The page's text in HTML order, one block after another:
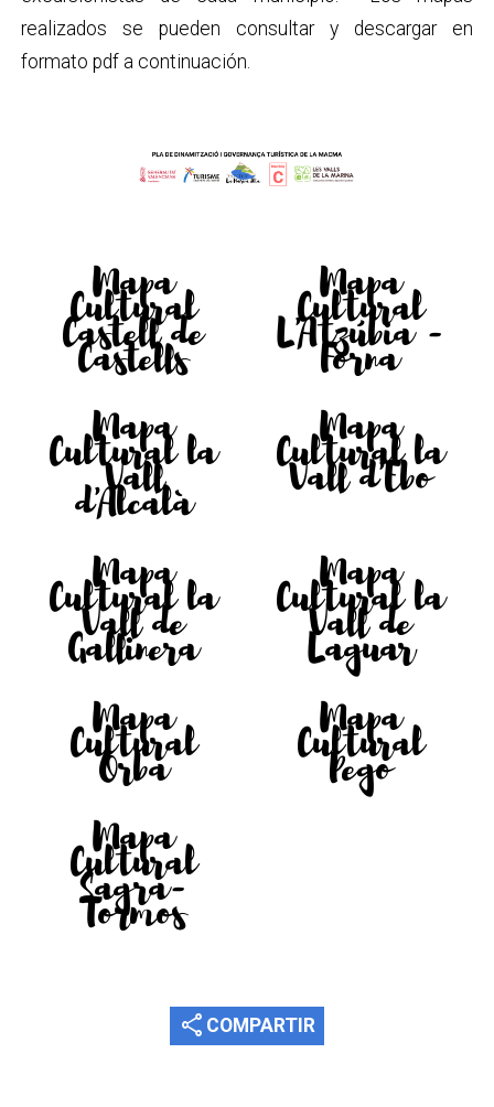
realizados se pueden consultar y descargar en
formato pdf a continuación.
Mapa
Cultural
Castell de
Castells
Mapa
Cultural
L'Atzúbia -
Forna
Mapa
Cultural la
Vall
d'Alcalà
Mapa
Cultural la
Vall d'Ebo
Mapa
Cultural la
Vall de
Gallinera
Mapa
Cultural la
Vall de
Laguar
Mapa
Cultural
Orba
Mapa
Cultural
Pego
Mapa
Cultural
Sagra-
Tormos
share COMPARTIR